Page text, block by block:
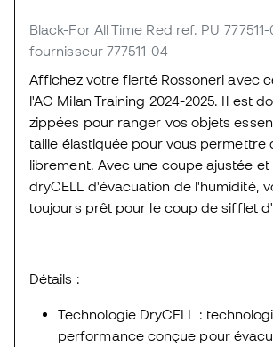
Black-For All Time Red ref.
fournisseur 777511-04
Affichez votre fierté Rossoneri avec
l'AC Milan Training 2024-2025. Il est
zippées pour ranger vos objets
taille élastiquée pour vous permettre
librement. Avec une coupe ajustée
dryCELL d'évacuation de l'humidité,
toujours prêt pour le coup de sifflet
Détails :
Technologie DryCELL :
performance conçue pour